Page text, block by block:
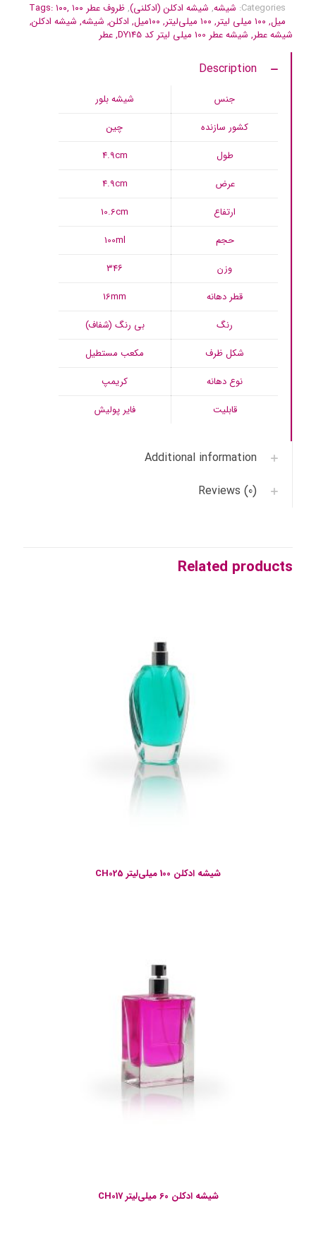
Categories: شیشه, شیشه ادکلن (ادکلنی),ظروف عطر Tags:۱۰۰, ۱۰۰
میل, ۱۰۰ میلی لیتر , ۱۰۰ میلی‌لیتر , ۱۰۰میل , ادکلن, شیشه, شیشه ادکلن,
شیشه عطر, شیشه عطر 100 میلی لیتر کد DY145 ,عطر
Description
جنس
شیشه بلور
کشور سازنده
چین
طول
4.9cm
عرض
4.9cm
ارتفاع
10.6cm
حجم
100ml
وزن
۳۴۶
قطر دهانه
16mm
رنگ
بی رنگ (شفاف)
شکل ظرف
مکعب مستطیل
نوع دهانه
کریمپ
قابلیت
فایر پولیش
Additional information
Reviews (0)
Related products
شیشه ادکلن 100 میلی‌لیتر CH025
شیشه ادکلن 60 میلی‌لیتر CH017